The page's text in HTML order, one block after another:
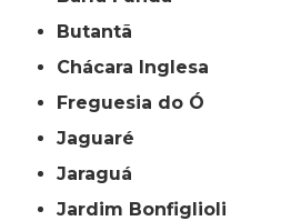
Butantã
Chácara Inglesa
Freguesia do Ó
Jaguaré
Jaraguá
Jardim Bonfiglioli